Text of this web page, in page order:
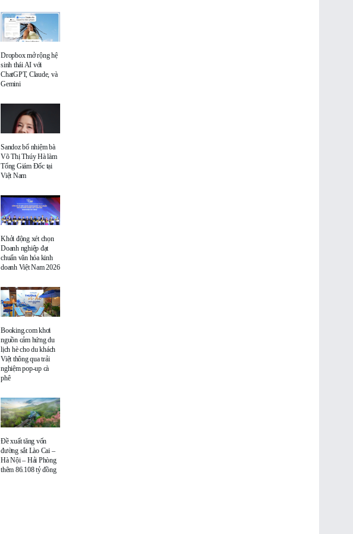
Dropbox mở rộng hệ
sinh thái AI với
ChatGPT, Claude, và
Gemini
Sandoz bổ nhiệm bà
Võ Thị Thúy Hà làm
Tổng Giám Đốc tại
Việt Nam
Khởi động xét chọn
Doanh nghiệp đạt
chuẩn văn hóa kinh
doanh Việt Nam 2026
Booking.com khơi
nguồn cảm hứng du
lịch hè cho du khách
Việt thông qua trải
nghiệm pop-up cà
phê
Đề xuất tăng vốn
đường sắt Lào Cai –
Hà Nội – Hải Phòng
thêm 86.108 tỷ đồng